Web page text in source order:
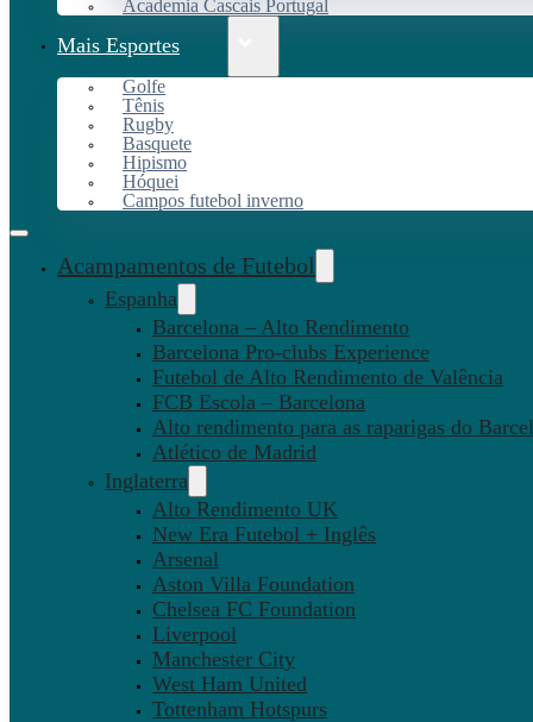
Academia Cascais Portugal
Mais Esportes
Golfe
Tênis
Rugby
Basquete
Hipismo
Hóquei
Campos futebol inverno
Acampamentos de Futebol
Espanha
Barcelona – Alto Rendimento
Barcelona Pro-clubs Experience
Futebol de Alto Rendimento de Valência
FCB Escola – Barcelona
Alto rendimento para as raparigas do
Atlético de Madrid
Inglaterra
Alto Rendimento UK
New Era Futebol + Inglês
Arsenal
Aston Villa Foundation
Chelsea FC Foundation
Liverpool
Manchester City
West Ham United
Tottenham Hotspurs